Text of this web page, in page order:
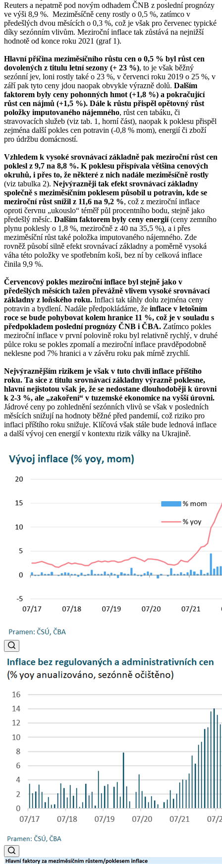
Reuters a nepatrně pod novým odhadem ČNB z poslední prognózy
ve výši 8,9 %. Meziměsíčně ceny rostly o 0,5 %, zatímco v
předešlých dvou měsících o 0,3 %, což je však pro červenec typické
díky sezónním vlivům. Meziroční inflace tak zůstává na nejnižší
hodnotě od konce roku 2021 (graf 1).
Hlavní příčina meziměsíčního růstu cen o 0,5 % byl růst cen
dovolených z titulu letní sezony (+ 23 %), to je však běžný
sezónní jev, loni rostly také o 23 %, v červenci roku 2019 o 25 %, v
září pak tyto ceny jdou naopak obvykle výrazně dolů. Dalším
faktorem byly ceny pohonných hmot (+1,8 %) a pokračující
růst cen nájmů (+1,5 %). Dále k růstu přispěl opětovný růst
položky imputovaného nájemného, růst cen tabáku, či
stravovacích služeb (viz tab. 1, horní část), naopak k poklesu přispěl
zejména další pokles cen potravin (-0,8 % mom), energií či zboží
pro údržbu domácností.
Vzhledem k vysoké srovnávací základně pak meziroční růst cen
poklesl z 9,7 na 8,8 %. K poklesu přispívala většina cenových
okruhů, i přes to, že některé z nich nadále meziměsíčně rostly
(viz tabulka 2). Nejvýrazněji tak efekt srovnávací základny
společně s meziměsíčním poklesem působil u potravin, kde se
meziroční růst snížil z 11,6 na 9,2 %, což z meziroční inflace
oproti červnu „ukouslo“ téměř půl procentního bodu, stejně jako
předešlý měsíc. Dalším faktorem byly ceny energií(ceny zemního
plynu poklesly o 1,8 %, meziročně z 40 na 35,5 %), a i přes
meziměsíční růst také položka imputovaného nájemného. Zde
rovněž působí silně efekt srovnávací základny a poměrně vysoká
váha této položky ve spotřebním koši, bez ní by celková inflace
činila 9,9 %.
Červencový pokles meziroční inflace byl stejně jako v
předešlých měsících tažen převážně vlivem vysoké srovnávací
základny z loňského roku. Inflaci tak táhly dolu zejména ceny
potravin a bydlení. Nadále předpokládáme, že inflace v letošním
roce se bude pohybovat kolem hranice 11 %, což je v souladu s
předpokladem poslední prognózy ČNB i ČBA. Zatímco pokles
meziroční inflace v první polovině roku byl relativně rychlý, v druhé
půlce roku se pokles zpomalí a meziroční inflace pravděpodobně
neklesne pod 7% hranici a v závěru roku pak mírně zrychlí.
Nejvýraznějším rizikem je však v tuto chvíli inflace příštího
roku. Ta sice z titulu srovnávací základny výrazně poklesne,
hlavní nejistotou však je, že se nedostane dlouhodoběji k úrovni
k 2-3 %, ale „zakoření“ v tuzemské ekonomice na vyšší úrovni.
Jádrové ceny po zohlednění sezónních vlivů se však v posledních
měsících snižují na hodnoty běžné před pandemií, což riziko pro
inflaci příštího roku snižuje. Klíčová však stále bude lednová inflace
a další vývoj cen energií v kontextu rizik války na Ukrajině.